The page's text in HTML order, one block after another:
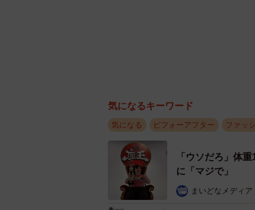
気になるキーワード
気になる ビフォーアフター ファッ
「ウソだろ」体
に「マジで」
まいどなメディア